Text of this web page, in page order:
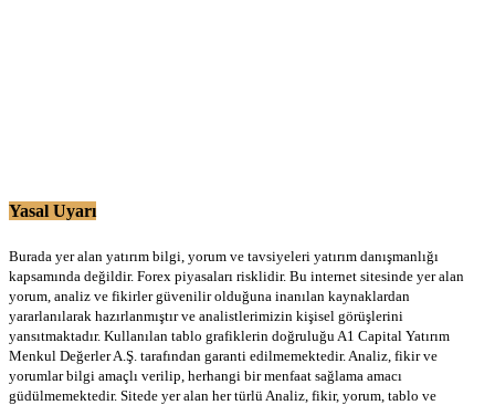
Yasal Uyarı
Burada yer alan yatırım bilgi, yorum ve tavsiyeleri yatırım danışmanlığı
kapsamında değildir. Forex piyasaları risklidir. Bu internet sitesinde yer alan
yorum, analiz ve fikirler güvenilir olduğuna inanılan kaynaklardan
yararlanılarak hazırlanmıştır ve analistlerimizin kişisel görüşlerini
yansıtmaktadır. Kullanılan tablo grafiklerin doğruluğu A1 Capital Yatırım
Menkul Değerler A.Ş. tarafından garanti edilmemektedir. Analiz, fikir ve
yorumlar bilgi amaçlı verilip, herhangi bir menfaat sağlama amacı
güdülmemektedir. Sitede yer alan her türlü Analiz, fikir, yorum, tablo ve